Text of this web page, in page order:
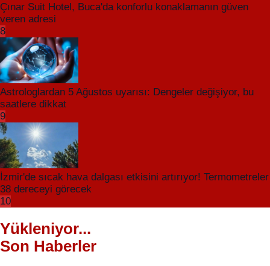
Çınar Suit Hotel, Buca'da konforlu konaklamanın güven
veren adresi
8
Astrologlardan 5 Ağustos uyarısı: Dengeler değişiyor, bu
saatlere dikkat
9
İzmir'de sıcak hava dalgası etkisini artırıyor! Termometreler
38 dereceyi görecek
10
Yükleniyor...
Son Haberler